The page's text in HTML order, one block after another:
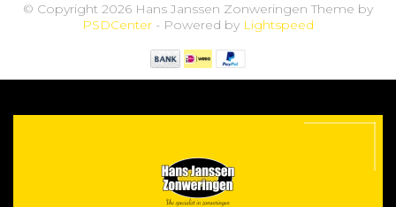
© Copyright 2026 Hans Janssen Zonweringen Theme by
PSDCenter - Powered by Lightspeed